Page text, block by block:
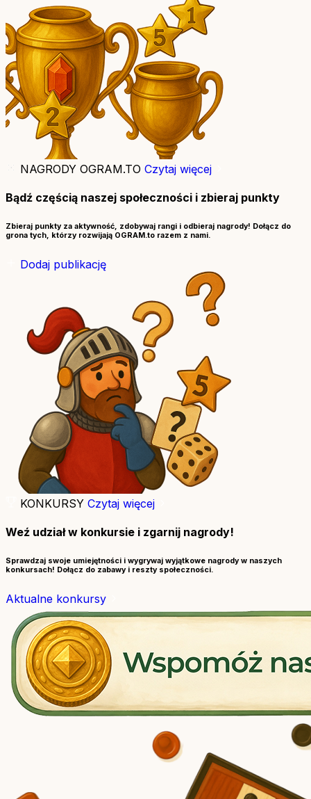
NAGRODY OGRAM.TO Czytaj więcej
Bądź częścią naszej społeczności i zbieraj punkty
Zbieraj punkty za aktywność, zdobywaj rangi i odbieraj nagrody! Dołącz do
grona tych, którzy rozwijają OGRAM.to razem z nami.
Dodaj publikację
KONKURSY Czytaj więcej
Weź udział w konkursie i zgarnij nagrody!
Sprawdzaj swoje umiejętności i wygrywaj wyjątkowe nagrody w naszych
konkursach! Dołącz do zabawy i reszty społeczności.
Aktualne konkursy